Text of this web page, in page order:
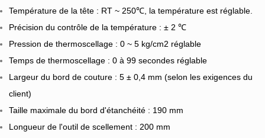
Température de la tête : RT ~ 250℃, la température est réglable.
Précision du contrôle de la température : ± 2 ℃
Pression de thermoscellage : 0 ~ 5 kg/cm2 réglable
Temps de thermoscellage : 0 à 99 secondes réglable
Largeur du bord de couture : 5 ± 0,4 mm (selon les exigences du
client)
Taille maximale du bord d'étanchéité : 190 mm
Longueur de l'outil de scellement : 200 mm